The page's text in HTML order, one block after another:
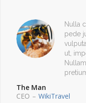
Nulla
pede
ut,
The Man
CEO – WikiTravel